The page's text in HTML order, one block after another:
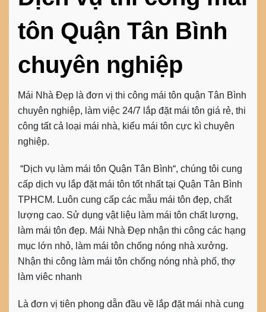
tôn Quận Tân Bình
chuyên nghiệp
Mái Nhà Đẹp là đơn vị thi công mái tôn quận Tân Bình
chuyên nghiệp, làm việc 24/7 lắp đặt mái tôn giá rẻ, thi
công tất cả loại mái nhà, kiểu mái tôn cực kì chuyên
nghiệp.
“Dịch vụ làm mái tôn Quận Tân Bình“, chúng tôi cung
cấp dịch vụ lắp đặt mái tôn tốt nhất tại Quận Tân Bình
TPHCM. Luôn cung cấp các mẫu mái tôn đẹp, chất
lượng cao. Sử dụng vật liệu làm mái tôn chất lượng,
làm mái tôn đẹp. Mái Nhà Đẹp nhận thi công các hạng
mục lớn nhỏ, làm mái tôn chống nóng nhà xưởng.
Nhận thi công làm mái tôn chống nóng nhà phố, thợ
làm viêc nhanh
Là đơn vị tiên phong dẫn đầu về lắp đặt mái nhà cung